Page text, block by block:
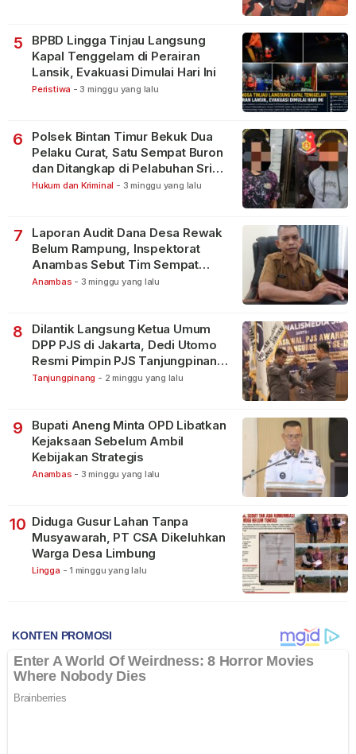
5
BPBD Lingga Tinjau Langsung
Kapal Tenggelam di Perairan
Lansik, Evakuasi Dimulai Hari Ini
Peristiwa - 3 minggu yang lalu
6
Polsek Bintan Timur Bekuk Dua
Pelaku Curat, Satu Sempat Buron
dan Ditangkap di Pelabuhan Sri
Bintan Pura
Hukum dan Kriminal - 3 minggu yang lalu
7
Laporan Audit Dana Desa Rewak
Belum Rampung, Inspektorat
Anambas Sebut Tim Sempat
Terbagi Tangani Kasus Lain
Anambas - 3 minggu yang lalu
8
Dilantik Langsung Ketua Umum
DPP PJS di Jakarta, Dedi Utomo
Resmi Pimpin PJS Tanjungpinang-
Bintan
Tanjungpinang - 2 minggu yang lalu
9
Bupati Aneng Minta OPD Libatkan
Kejaksaan Sebelum Ambil
Kebijakan Strategis
Anambas - 3 minggu yang lalu
10 Diduga Gusur Lahan Tanpa
Musyawarah, PT CSA Dikeluhkan
Warga Desa Limbung
Lingga - 1 minggu yang lalu